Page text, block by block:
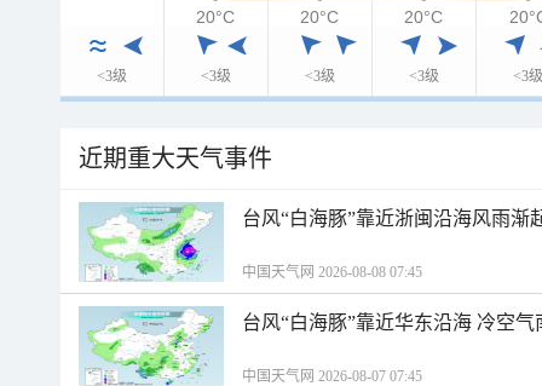
<3级 <3级 <3级 <3级 <3级
20°C
20°C 20°C
近期重大天气事件
台风“白海豚”靠近浙闽沿海风雨渐
中国天气网 2026-08-08 07:45
台风“白海豚”靠近华东沿海 冷空
中国天气网 2026-08-07 07:45